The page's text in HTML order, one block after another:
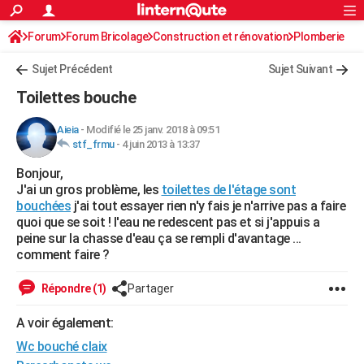
ACTUALITÉS
Politique
Société
Faits Divers
Education
Monde
Villes
+
FINANCE
Retraite
Impôts
Epargne
Immobilier
Risques naturels par ville
Banque
Assurance
Crédit
AUTO
Essais
Réserver un essai
Citadines
Berlines
SUV
Forum auto
+HIGH-TECH
Mobiles
Meilleur smartphone
Internet
Ordinateurs
Jeux vidéo
Guide high-tech
+BRICOLAGE
Forum
Aménagement intérieur
Extérieur
Cuisine
Salle de bains
Jardinage
Rangement
WEEK-END
Guides de France
Escapades
Patrimoine
Expositions
Musées
Week-end nature
LIFESTYLE
SANTE
Alimentation
Guide de la santé
Maladies
Médicaments
Sommeil
VOYAGE
Rechercher
S'inscrire
Connexion
Forum Forum Bricolage Construction et rénovation Plomberie
Sujet Précédent Sujet Suivant
Toilettes bouche
Aieia- Modifié le 25 janv. 2018 à 09:51
stf_frmu- 4 juin 2013 à 13:37
Bonjour,
J'ai un gros problème, les toilettes de l'étage sont
bouchées j'ai tout essayer rien n'y fais je n'arrive pas a faire
quoi que se soit ! l'eau ne redescent pas et si j'appuis a
peine sur la chasse d'eau ça se rempli d'avantage ...
comment faire ?
Répondre (1) Partager
A voir également:
Wc bouché claix